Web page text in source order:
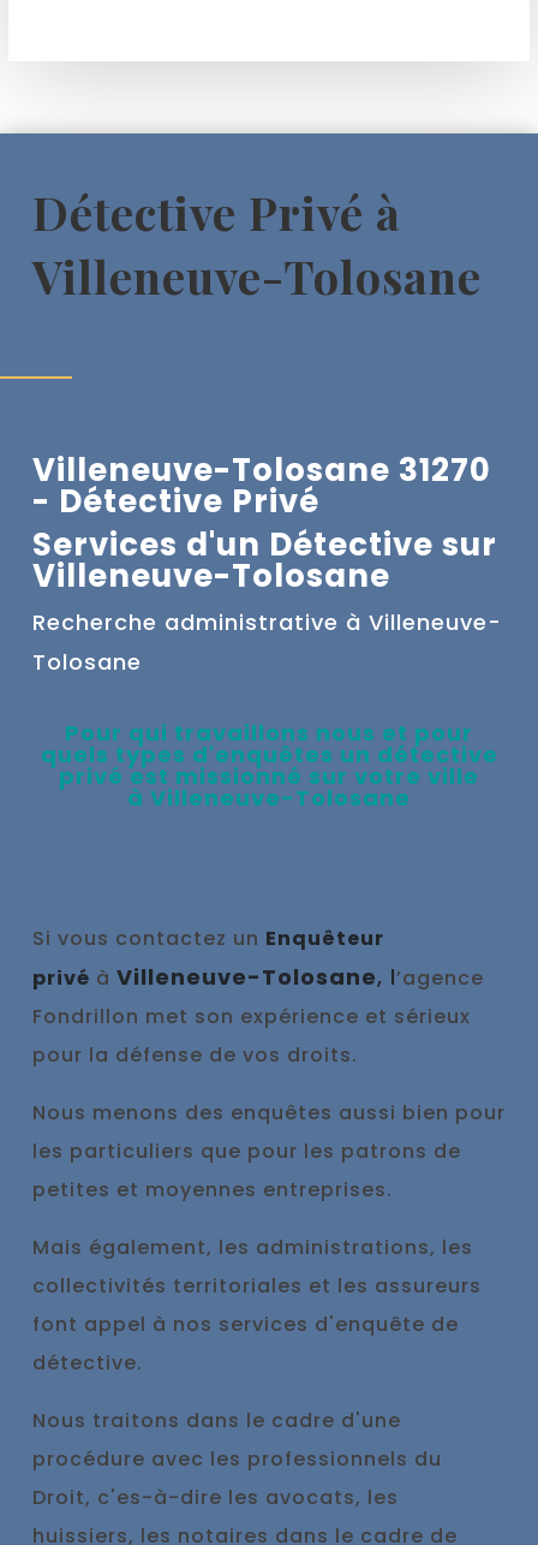
Détective Privé à
Villeneuve-Tolosane
Villeneuve-Tolosane 31270
- Détective Privé
Services d'un Détective sur
Villeneuve-Tolosane
Recherche administrative à Villeneuve-
Tolosane
Pour qui travaillons nous et pour
quels types d'enquêtes un détective
privé est missionné sur votre ville
à Villeneuve-Tolosane
Si vous contactez un Enquêteur
privé à Villeneuve-Tolosane, l’agence
Fondrillon met son expérience et sérieux
pour la défense de vos droits.
Nous menons des enquêtes aussi bien pour
les particuliers que pour les patrons de
petites et moyennes entreprises.
Mais également, les administrations, les
collectivités territoriales et les assureurs
font appel à nos services d'enquête de
détective.
Nous traitons dans le cadre d'une
procédure avec les professionnels du
Droit, c'es-à-dire les avocats, les
huissiers, les notaires dans le cadre de